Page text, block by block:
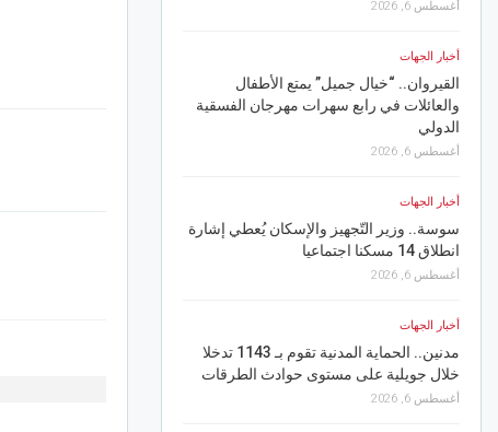
أغسطس 6, 2026
أخبار الجهات
القيروان.. “خيال جميل” يمتع الأطفال
والعائلات في رابع سهرات مهرجان الفسقية
الدولي
أغسطس 6, 2026
أخبار الجهات
سوسة.. وزير التّجهيز والإسكان يُعطي إشارة
انطلاق 14 مسكنا اجتماعيا
أغسطس 6, 2026
أخبار الجهات
مدنين.. الحماية المدنية تقوم بـ 1143 تدخلا
خلال جويلية على مستوى حوادث الطرقات
أغسطس 6, 2026